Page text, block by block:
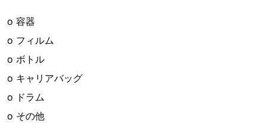
o 容器
o フィルム
o ボトル
o キャリアバッグ
o ドラム
o その他